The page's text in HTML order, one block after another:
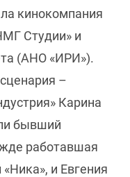
кинокомпания
Студии» и
(АНО «ИРИ»).
–
Карина
бывший
работавшая
и Евгения